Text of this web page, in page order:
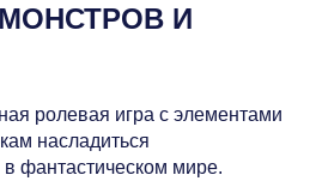
И
ролевая игра с элементами
насладиться
фантастическом мире.